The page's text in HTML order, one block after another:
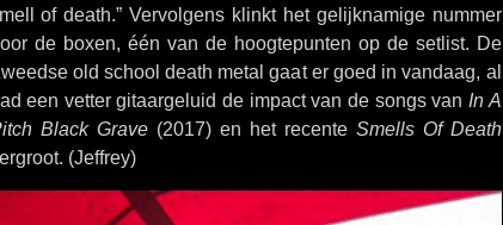
of death.” Vervolgens klinkt het gelijknamige nummer
de boxen, één van de hoogtepunten op de setlist. De
old school death metal gaat er goed in vandaag, al
een vetter gitaargeluid de impact van de songs van In A
Black Grave(2017) en het recente Smells Of Death
(Jeffrey)